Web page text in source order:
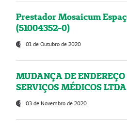
Prestador Mosaicum
(51004352-0)
01 de Outubro de 2020
MUDANÇA DE
SERVIÇOS MÉDICOS
03 de Novembro de 2020